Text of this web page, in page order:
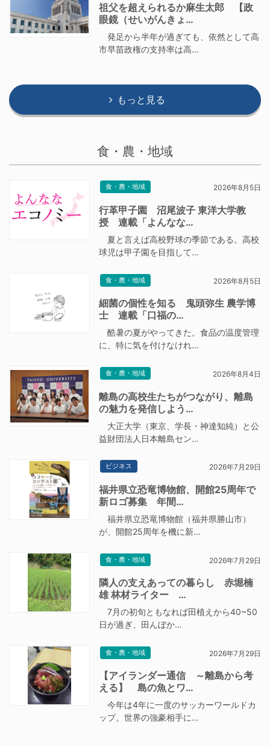
祖父を超えられるか麻生太郎 【政
眼鏡（せいがんきょ…
発足から半年が過ぎても、依然として高
市早苗政権の支持率は高…
もっと見る
食・農・地域
食・農・地域 2026年8月5日
行革甲子園 沼尾波子 東洋大学教
授 連載「よんなな…
夏と言えば高校野球の季節である。高校
球児は甲子園を目指して…
食・農・地域 2026年8月5日
細菌の個性を知る 鬼頭弥生 農学博
士 連載「口福の…
酷暑の夏がやってきた。食品の温度管理
に、特に気を付けなけれ…
食・農・地域 2026年8月4日
離島の高校生たちがつながり、離島
の魅力を発信しよう…
大正大学（東京、学長・神達知純）と公
益財団法人日本離島セン…
ビジネス 2026年7月29日
福井県立恐竜博物館、開館25周年で
新ロゴ募集 年間…
福井県立恐竜博物館（福井県勝山市）
が、開館25周年を機に新…
食・農・地域 2026年7月29日
隣人の支えあっての暮らし 赤堀楠
雄 林材ライター …
7月の初旬ともなれば田植えから40~50
日が過ぎ、田んぼか…
食・農・地域 2026年7月29日
【アイランダー通信 ～離島から考
える】 島の魚とワ…
今年は4年に一度のサッカーワールドカ
ップ。世界の強豪相手に…